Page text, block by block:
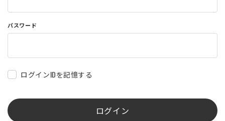
利用規約
商品レビュー利用規約
プライバシーポリシー
パスワード
ログインIDを記憶する
ログイン